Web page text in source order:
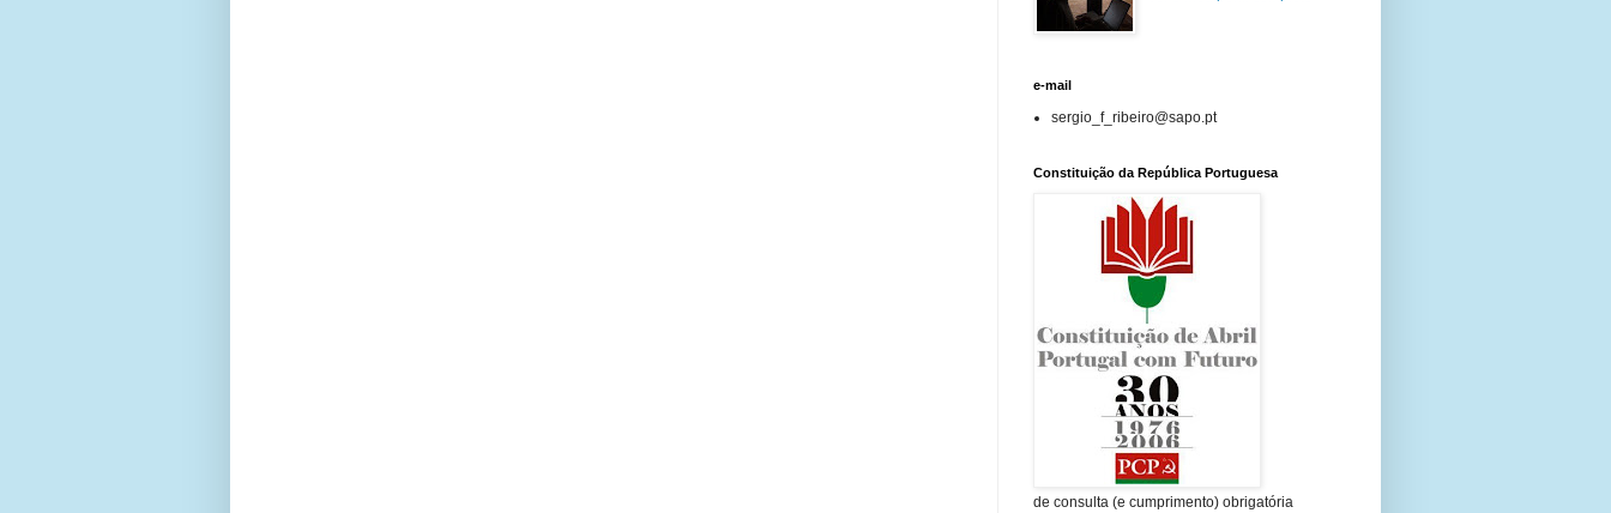
e-mail
sergio_f_ribeiro@sapo.pt
Constituição da República Portuguesa
de consulta (e cumprimento) obrigatória